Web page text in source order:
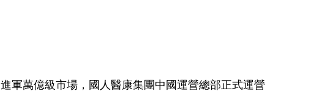
進軍萬億級市場，國人醫康集團中國運營總部正式運營